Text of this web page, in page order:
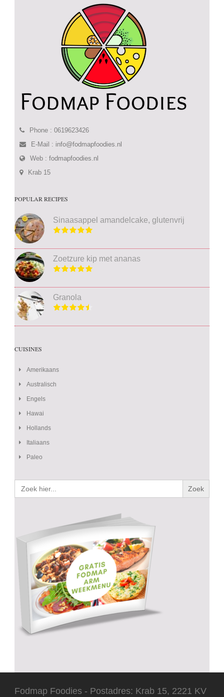
Phone : 0619623426
E-Mail : info@fodmapfoodies.nl
Web :fodmapfoodies.nl
Krab 15
POPULAR RECIPES
Sinaasappel amandelcake, glutenvrij
Zoetzure kip met ananas
Granola
CUISINES
Amerikaans
Australisch
Engels
Hawai
Hollands
Italiaans
Paleo
Zoek
naar:
Fodmap Foodies - Postadres: Krab 15, 2221 KV